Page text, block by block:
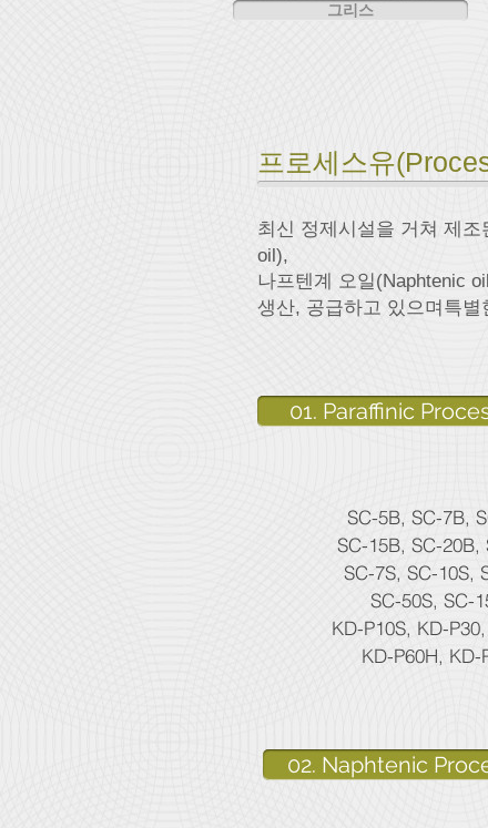
그리스
최신 정제시설을 거쳐 제
oil),
나프텐계 오일(Naphtenic
생산, 공급하고 있으며특
01. Paraffinic
SC-5B, SC-7B,
SC-15B, SC-20B,
SC-7S, SC-10S,
SC-50S, SC-
KD-P10S, KD-
KD-P60H, KD-
02. Naphtenic
프로세스유